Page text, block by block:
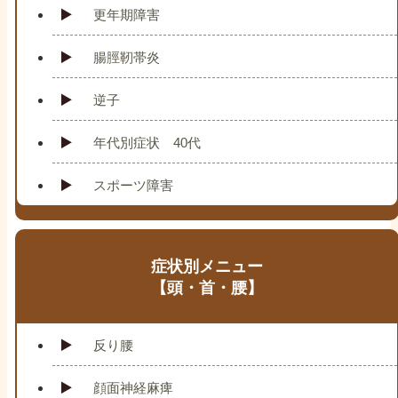
更年期障害
腸脛靭帯炎
逆子
年代別症状 40代
スポーツ障害
症状別メニュー
【頭・首・腰】
反り腰
顔面神経麻痺